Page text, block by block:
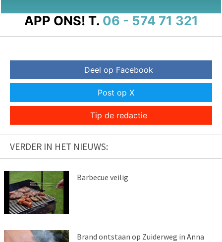
APP ONS! T. 06 - 574 71 321
Deel op Facebook
Post op X
Tip de redactie
VERDER IN HET NIEUWS:
Barbecue veilig
Brand ontstaan op Zuiderweg in Anna